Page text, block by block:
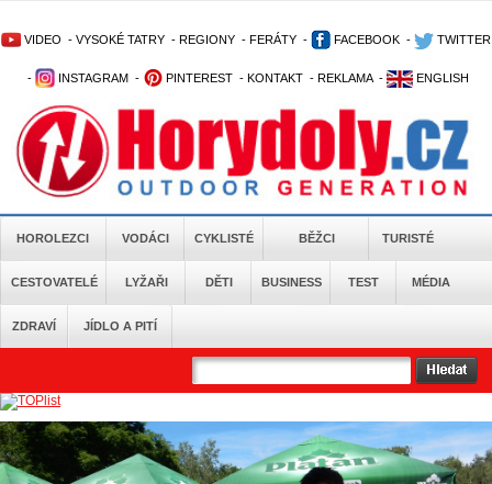
VIDEO - VYSOKÉ TATRY - REGIONY - FERÁTY - FACEBOOK - TWITTER
- INSTAGRAM - PINTEREST - KONTAKT - REKLAMA - ENGLISH
HOROLEZCI VODÁCI CYKLISTÉ BĚŽCI TURISTÉ
CESTOVATELÉ LYŽAŘI DĚTI BUSINESS TEST MÉDIA
ZDRAVÍ JÍDLO A PITÍ